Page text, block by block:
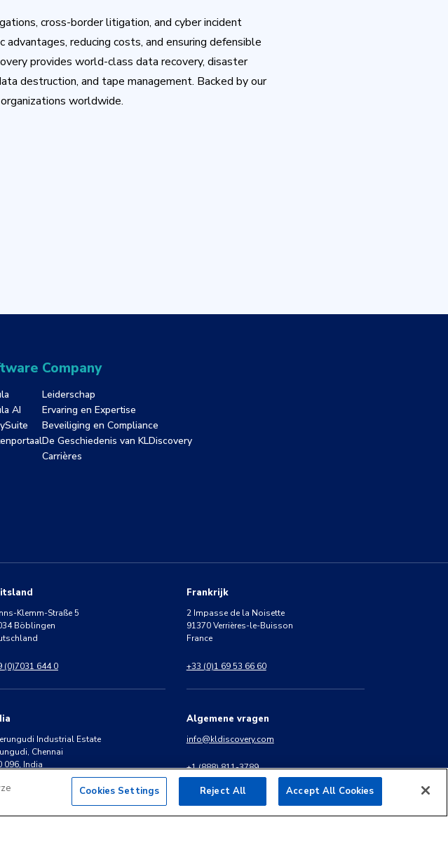
cross-border litigation, and cyber incident
reducing costs, and ensuring defensible
provides world-class data recovery, disaster
destruction, and tape management. Backed by our
worldwide.
AI
Company
Leiderschap
Ervaring en Expertise
Beveiliging en Compliance
De Geschiedenis van KLDiscovery
Carrières
Klemm-Straße 5
Böblingen
(0)7031 644 0
Frankrijk
2 Impasse de la Noisette
91370 Verrières-le-Buisson
France
+33 (0)1 69 53 66 60
Industrial Estate
Chennai
096, India
44 2496 0050
Algemene vragen
info@kldiscovery.com
+1 (888) 811-3789
Cookies Settings Reject All Accept All Cookies